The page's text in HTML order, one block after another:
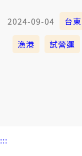
2024-09-04 台東
漁港
試營運
:::